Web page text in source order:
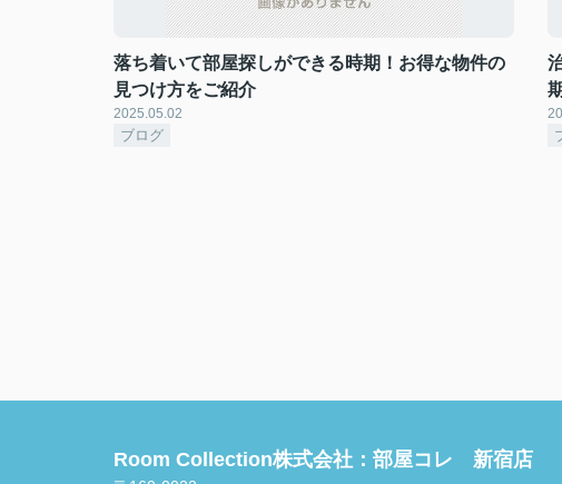
落ち着いて部屋探しができる時期！お得な物件の
見つけ方をご紹介
2025.05.02
ブログ
Room Collection株式会社：部屋コレ 新宿店